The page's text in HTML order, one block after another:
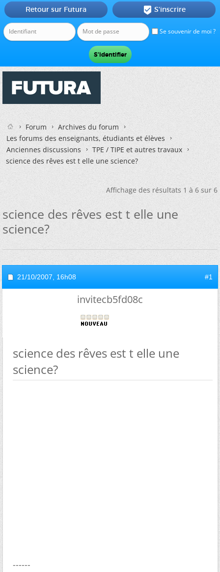
Se souvenir de moi ?
Retour sur Futura  S'inscrire
Forum
Archives du forum
Les forums des enseignants, étudiants et élèves
Anciennes discussions
TPE / TIPE et autres travaux
science des rêves est t elle une science?
Affichage des résultats 1 à 6 sur 6
science des rêves est t elle une
science?
21/10/2007, 16h08 #1
invitecb5fd08c
science des rêves est t elle une
science?
------